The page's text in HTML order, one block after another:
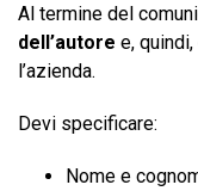
Al termine del
dell’autore e,
l’azienda.
Devi specificare:
Nome e